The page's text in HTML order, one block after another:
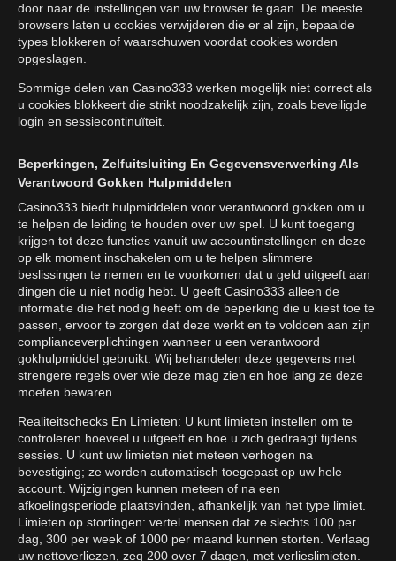
door naar de instellingen van uw browser te gaan. De meeste
browsers laten u cookies verwijderen die er al zijn, bepaalde
types blokkeren of waarschuwen voordat cookies worden
opgeslagen.
Sommige delen van Casino333 werken mogelijk niet correct als
u cookies blokkeert die strikt noodzakelijk zijn, zoals beveiligde
login en sessiecontinuïteit.
Beperkingen, Zelfuitsluiting En Gegevensverwerking Als
Verantwoord Gokken Hulpmiddelen
Casino333 biedt hulpmiddelen voor verantwoord gokken om u
te helpen de leiding te houden over uw spel. U kunt toegang
krijgen tot deze functies vanuit uw accountinstellingen en deze
op elk moment inschakelen om u te helpen slimmere
beslissingen te nemen en te voorkomen dat u geld uitgeeft aan
dingen die u niet nodig hebt. U geeft Casino333 alleen de
informatie die het nodig heeft om de beperking die u kiest toe te
passen, ervoor te zorgen dat deze werkt en te voldoen aan zijn
complianceverplichtingen wanneer u een verantwoord
gokhulpmiddel gebruikt. Wij behandelen deze gegevens met
strengere regels over wie deze mag zien en hoe lang ze deze
moeten bewaren.
Realiteitschecks En Limieten: U kunt limieten instellen om te
controleren hoeveel u uitgeeft en hoe u zich gedraagt tijdens
sessies. U kunt uw limieten niet meteen verhogen na
bevestiging; ze worden automatisch toegepast op uw hele
account. Wijzigingen kunnen meteen of na een
afkoelingsperiode plaatsvinden, afhankelijk van het type limiet.
Limieten op stortingen: vertel mensen dat ze slechts 100 per
dag, 300 per week of 1000 per maand kunnen storten. Verlaag
uw nettoverliezen, zeg 200 over 7 dagen, met verlieslimieten.